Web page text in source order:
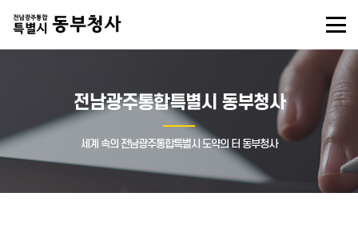
전남광주통합특별시 동부청사
세계 속의 전남광주통합특별시 도약의 터 동부청사